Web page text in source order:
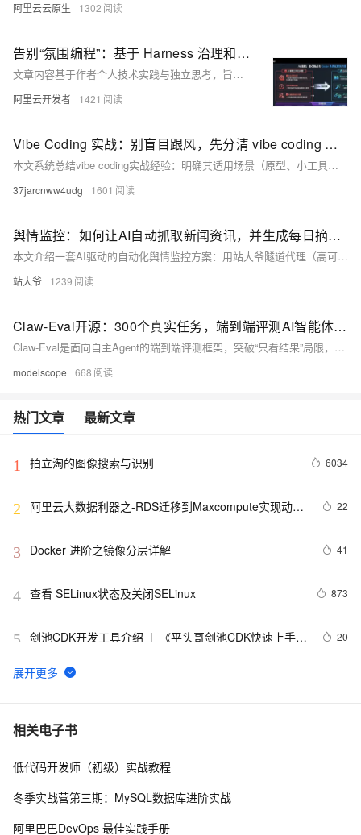
阿里云云原生 1302
告别“氛围编程”：基于 Harness 治理和 SDD 的团队级 AI 研发范式演进与实践
文章内容基于作者个人技术实践与独立思考，旨在分享经验，仅代表个人观点。
阿里云开发者 1421
Vibe Coding 实战：别盲目跟风，先分清 vibe coding 适合什么场景
本文系统总结vibe coding实战经验：明确其适用场景（原型、小工具、标准化模块），剖析5步落地流程（场景判定→结构化提示词→目录初始化→分模块生成→自动化校验），指出四大常见误区，并推荐适配工具Trae。强调“场景匹配+规则前置”是提效关键，避免盲目套用。
37jarcnww4udg 1601
舆情监控：如何让AI自动抓取新闻资讯，并生成每日摘要报告？
本文介绍一套AI驱动的自动化舆情监控方案：用站大爷隧道代理（高可用IP轮换）+ OpenClaw（零代码AI Agent）+ 大模型（智能摘要），7×24小时自动抓取、筛选、生成并推送结构化日报，彻底解决人工扫新闻耗时多、漏报频、易被封等问题。（239字）
站大爷 1239
Claw-Eval开源：300个真实任务，端到端评测AI智能体的完成度、安全性与鲁棒性
Claw-Eval是面向自主Agent的端到端评测框架，突破“只看结果”局限，聚焦任务执行全过程——可追溯、合规、容错。基于300个人工验证的真实任务，从完成度、安全性、鲁棒性三维度评估14个前沿模型，开源数据集、排行榜及代码。
modelscope 668
热门文章 最新文章
1 拍立淘的图像搜索与识别 6034
2
阿里云大数据利器之-RDS迁移到Maxcompute实现动态
22
3 Docker 进阶之镜像分层详解 41
4 查看 SELinux状态及关闭SELinux 873
5 剑池CDK开发工具介绍  |  《平头哥剑池CDK快速上手指
20
6 WebAssembly 在 MOSN 中的实践 - 基础框架篇
7 userdel使用说明
8 自己看系统的“系统还原”
相关电子书
低代码开发师（初级）实战教程
冬季实战营第三期：MySQL数据库进阶实战
阿里巴巴DevOps 最佳实践手册